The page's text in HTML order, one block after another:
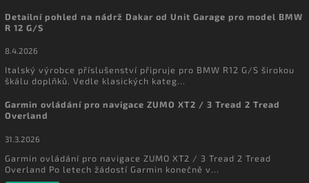
Detailní pohled na nádrž Dakar od Unit Garage pro model BMW
R 12 G/S
8.4.2026
Italský výrobce příslušenství připruje pro BMW R12 G/S širokou
škálu doplňků. Vedle klasických kateg...
Garmin ovládání pro navigace ZUMO XT2 / 3 Tread 2 Tread
Overland
31.3.2026
Garmin ovládání pro navigace ZUMO XT2 / 3 Tread 2 Tread
Overland Po letech žádostí Garmin konečně v...